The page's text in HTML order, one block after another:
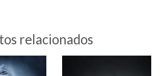
relacionados